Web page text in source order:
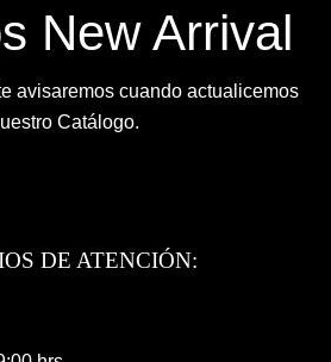
New Arrival
avisaremos cuando actualicemos
Catálogo.
DE ATENCIÓN: